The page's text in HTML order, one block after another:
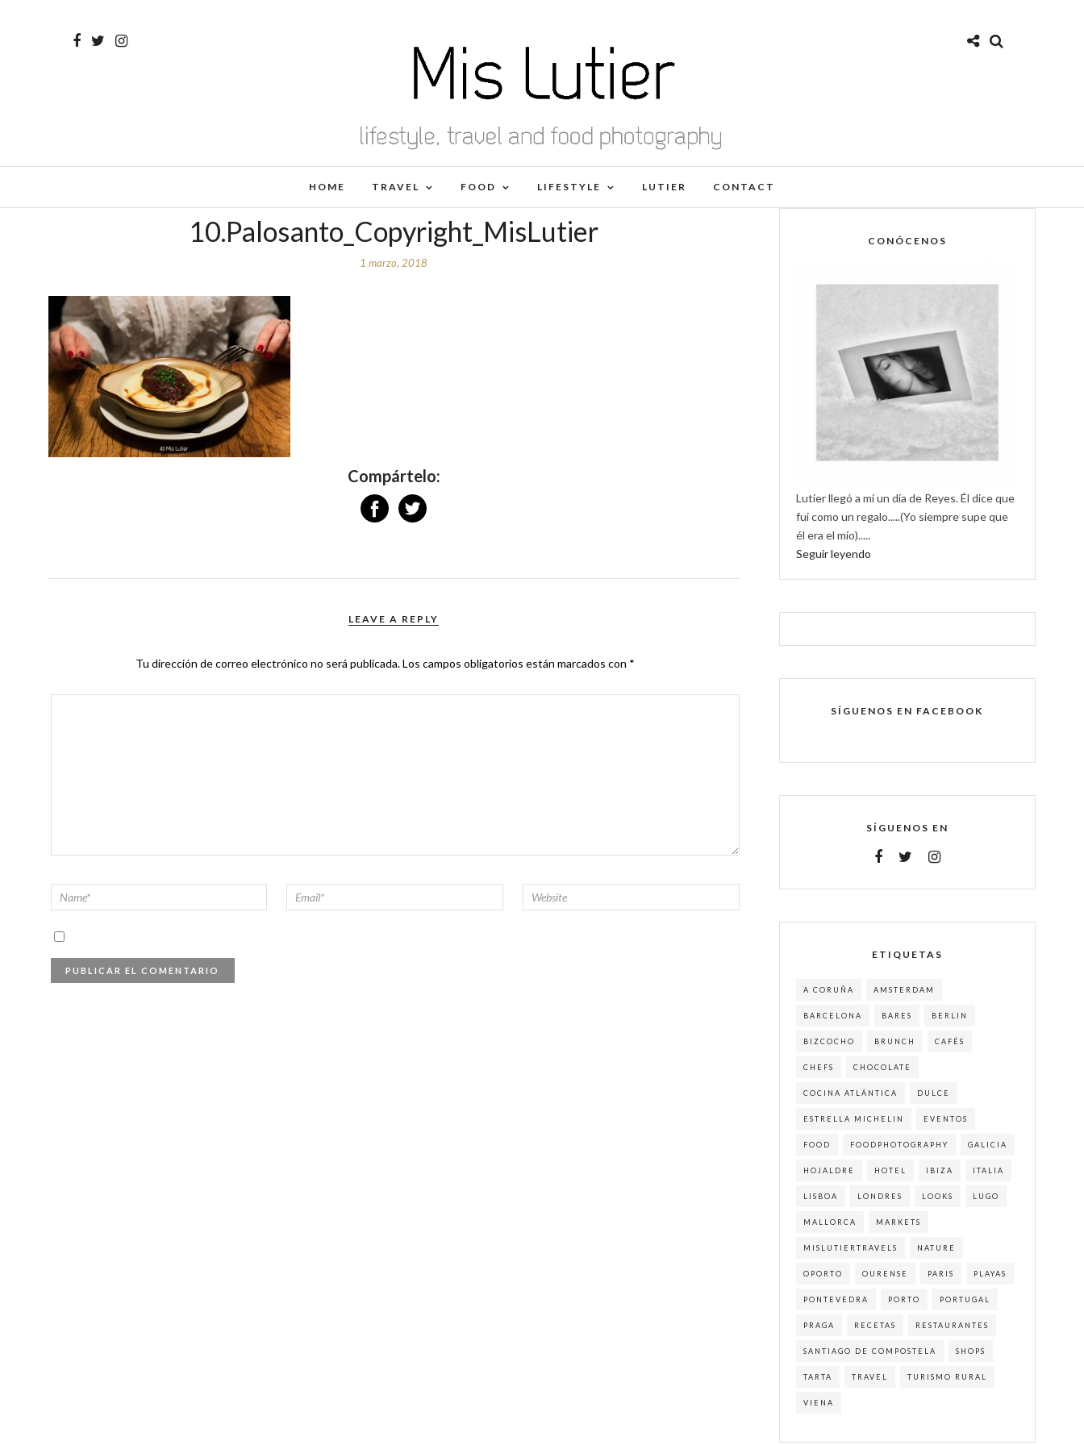
HOME TRAVEL FOOD LIFESTYLE LUTIER CONTACT
10.Palosanto_Copyright_MisLutier
1 marzo, 2018
Compártelo:
LEAVE A REPLY
Tu dirección de correo electrónico no será publicada.Los campos obligatorios están marcados con *
CONÓCENOS
Lutier llegó a mí un día de Reyes. Él dice que
fui como un regalo.....(Yo siempre supe que
él era el mío).....
Seguir leyendo
SÍGUENOS EN FACEBOOK
SÍGUENOS EN
ETIQUETAS
A CORUÑA AMSTERDAM
BARCELONA BARES BERLIN
BIZCOCHO BRUNCH CAFÉS
CHEFS CHOCOLATE
COCINA ATLÁNTICA DULCE
ESTRELLA MICHELIN EVENTOS
FOOD FOODPHOTOGRAPHY GALICIA
HOJALDRE HOTEL IBIZA ITALIA
LISBOA LONDRES LOOKS LUGO
MALLORCA MARKETS
MISLUTIERTRAVELS NATURE
OPORTO OURENSE PARIS PLAYAS
PONTEVEDRA PORTO PORTUGAL
PRAGA RECETAS RESTAURANTES
SANTIAGO DE COMPOSTELA SHOPS
TARTA TRAVEL TURISMO RURAL
VIENA